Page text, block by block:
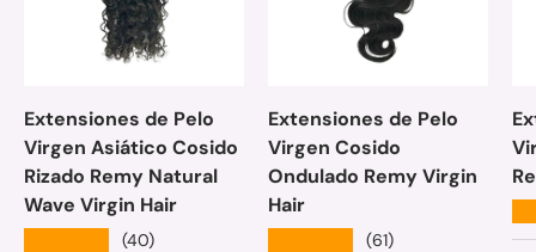
Extensiones de Pelo
Virgen Asiático Cosido
Rizado Remy Natural
Wave Virgin Hair
(40)
Extensiones de Pelo
Virgen Cosido
Ondulado Remy Virgin
Hair
(61)